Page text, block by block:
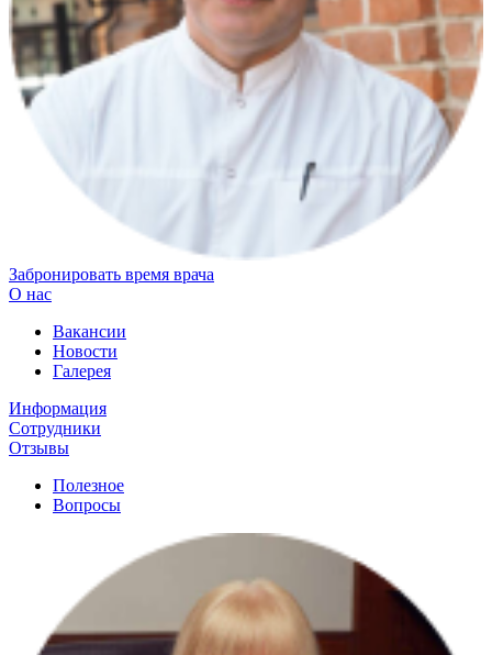
Забронировать время врача
О нас
Вакансии
Новости
Галерея
Информация
Сотрудники
Отзывы
Полезное
Вопросы